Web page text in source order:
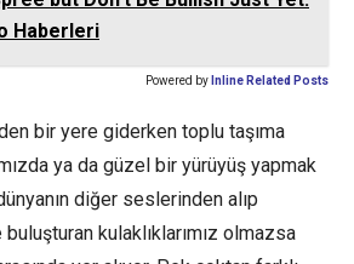
Haberleri
Powered by Inline Related Posts
bir yere giderken toplu taşıma
ya da güzel bir yürüyüş yapmak
diğer seslerinden alıp
kulaklıklarımız olmazsa